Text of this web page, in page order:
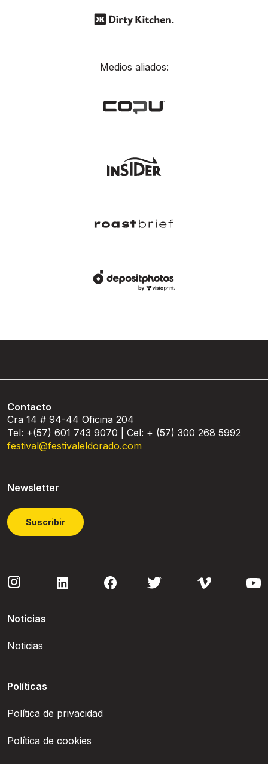
Medios aliados:
Contacto
Cra 14 # 94-44 Oficina 204
Tel: +(57) 601 743 9070 | Cel: + (57) 300 268 5992
festival@festivaleldorado.com
Newsletter
Suscribir
Noticias
Noticias
Políticas
Política de privacidad
Política de cookies